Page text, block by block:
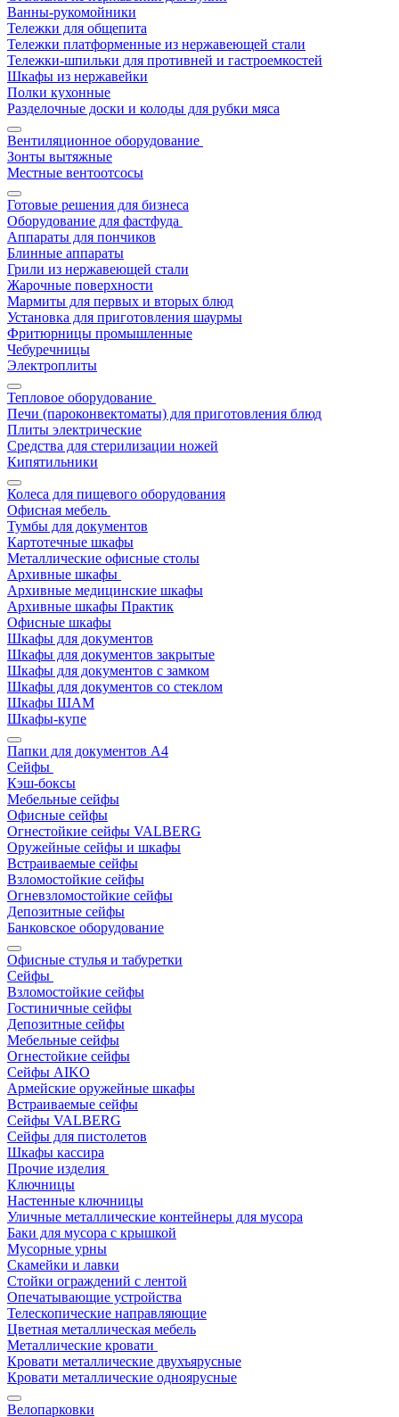
Ванны-рукомойники
Тележки для общепита
Тележки платформенные из нержавеющей стали
Тележки-шпильки для противней и гастроемкостей
Шкафы из нержавейки
Полки кухонные
Разделочные доски и колоды для рубки мяса
Вентиляционное оборудование
Зонты вытяжные
Местные вентоотсосы
Готовые решения для бизнеса
Оборудование для фастфуда
Аппараты для пончиков
Блинные аппараты
Грили из нержавеющей стали
Жарочные поверхности
Мармиты для первых и вторых блюд
Установка для приготовления шаурмы
Фритюрницы промышленные
Чебуречницы
Электроплиты
Тепловое оборудование
Печи (пароконвектоматы) для приготовления блюд
Плиты электрические
Средства для стерилизации ножей
Кипятильники
Колеса для пищевого оборудования
Офисная мебель
Тумбы для документов
Картотечные шкафы
Металлические офисные столы
Архивные шкафы
Архивные медицинские шкафы
Архивные шкафы Практик
Офисные шкафы
Шкафы для документов
Шкафы для документов закрытые
Шкафы для документов с замком
Шкафы для документов со стеклом
Шкафы ШАМ
Шкафы-купе
Папки для документов A4
Сейфы
Кэш-боксы
Мебельные сейфы
Офисные сейфы
Огнестойкие сейфы VALBERG
Оружейные сейфы и шкафы
Встраиваемые сейфы
Взломостойкие сейфы
Огневзломостойкие сейфы
Депозитные сейфы
Банковское оборудование
Офисные стулья и табуретки
Сейфы
Взломостойкие сейфы
Гостиничные сейфы
Депозитные сейфы
Мебельные сейфы
Огнестойкие сейфы
Сейфы AIKO
Армейские оружейные шкафы
Встраиваемые сейфы
Сейфы VALBERG
Сейфы для пистолетов
Шкафы кассира
Прочие изделия
Ключницы
Настенные ключницы
Уличные металлические контейнеры для мусора
Баки для мусора с крышкой
Мусорные урны
Скамейки и лавки
Стойки ограждений с лентой
Опечатывающие устройства
Телескопические направляющие
Цветная металлическая мебель
Металлические кровати
Кровати металлические двухъярусные
Кровати металлические одноярусные
Велопарковки